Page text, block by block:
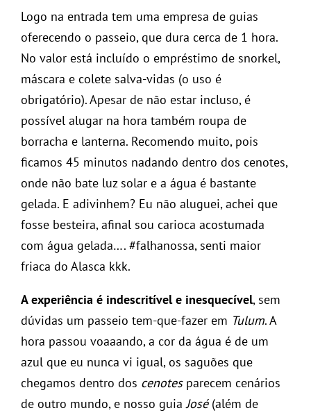
Logo na entrada tem uma empresa de guias
oferecendo o passeio, que dura cerca de 1 hora.
No valor está incluído o empréstimo de snorkel,
máscara e colete salva-vidas (o uso é
obrigatório). Apesar de não estar incluso, é
possível alugar na hora também roupa de
borracha e lanterna. Recomendo muito, pois
ficamos 45 minutos nadando dentro dos cenotes,
onde não bate luz solar e a água é bastante
gelada. E adivinhem? Eu não aluguei, achei que
fosse besteira, afinal sou carioca acostumada
com água gelada…. #falhanossa, senti maior
friaca do Alasca kkk.
A experiência é indescritível e inesquecível, sem
dúvidas um passeio tem-que-fazer em Tulum. A
hora passou voaaando, a cor da água é de um
azul que eu nunca vi igual, os saguões que
chegamos dentro dos cenotesparecem cenários
de outro mundo, e nosso guiaJosé(além de